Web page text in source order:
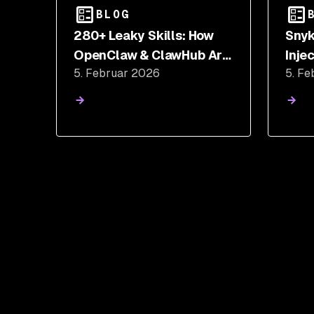
BLOG
280+ Leaky Skills: How
OpenClaw & ClawHub Are
Exposing API Keys and PII
5. Februar 2026 5.